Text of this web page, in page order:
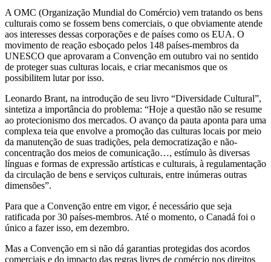
A OMC (Organização Mundial do Comércio) vem tratando os bens
culturais como se fossem bens comerciais, o que obviamente atende
aos interesses dessas corporações e de países como os EUA. O
movimento de reação esboçado pelos 148 países-membros da
UNESCO que aprovaram a Convenção em outubro vai no sentido
de proteger suas culturas locais, e criar mecanismos que os
possibilitem lutar por isso.
Leonardo Brant, na introdução de seu livro “Diversidade Cultural”,
sintetiza a importância do problema: “Hoje a questão não se resume
ao protecionismo dos mercados. O avanço da pauta aponta para uma
complexa teia que envolve a promoção das culturas locais por meio
da manutenção de suas tradições, pela democratização e não-
concentração dos meios de comunicação…, estímulo às diversas
línguas e formas de expressão artísticas e culturais, à regulamentação
da circulação de bens e serviços culturais, entre inúmeras outras
dimensões”.
Para que a Convenção entre em vigor, é necessário que seja
ratificada por 30 países-membros. Até o momento, o Canadá foi o
único a fazer isso, em dezembro.
Mas a Convenção em si não dá garantias protegidas dos acordos
comerciais e do impacto das regras livres de comércio nos direitos